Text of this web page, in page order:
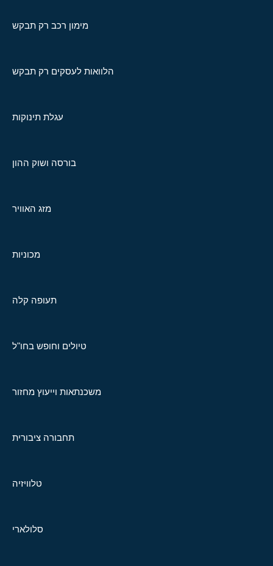
מימון רכב רק תבקש
הלוואות לעסקים רק תבקש
עגלת תינוקות
בורסה ושוק ההון
מזג האוויר
מכוניות
תעופה קלה
טיולים וחופש בחו"ל
משכנתאות וייעוץ מחזור
תחבורה ציבורית
טלוויזיה
סלולארי